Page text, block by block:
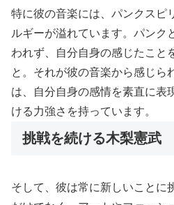
特に彼の音楽には、パンクスピ
ルギーが溢れています。パンク
われず、自分自身の感じたこと
と。それが彼の音楽から感じら
は、自分自身の感情を素直に表
ける力強さを持っています。
挑戦を続ける木梨憲武
そして、彼は常に新しいことに